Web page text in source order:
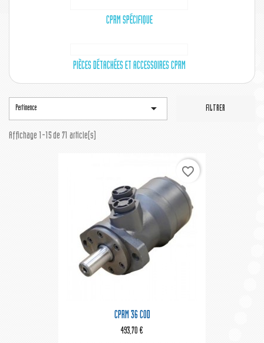
CPRM SPÉCIFIQUE
PIÈCES DÉTACHÉES ET ACCESSOIRES CPRM
Pertinence  FILTRER
Affichage 1-15 de 71 article(s)
CPRM 36 COD
493,70 €
favorite_border